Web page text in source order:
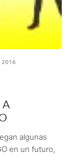
2016
A
algunas
en un futuro,